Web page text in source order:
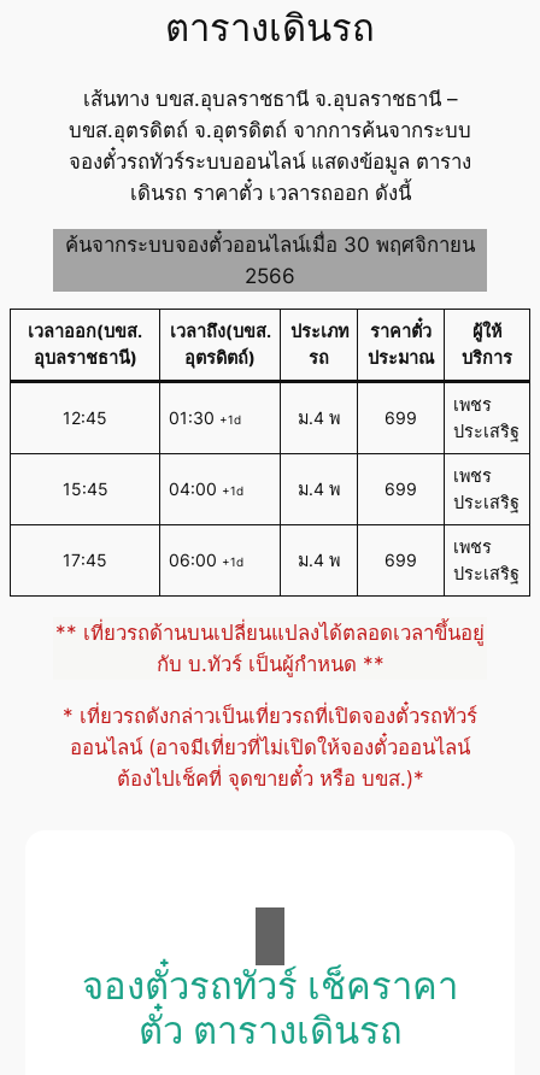
ตารางเดินรถ
เส้นทาง บขส.อุบลราชธานี จ.อุบลราชธานี –
บขส.อุตรดิตถ์ จ.อุตรดิตถ์ จากการค้นจากระบบ
จองตั๋วรถทัวร์ระบบออนไลน์ แสดงข้อมูล ตาราง
เดินรถ ราคาตั๋ว เวลารถออก ดังนี้
ค้นจากระบบจองตั๋วออนไลน์เมื่อ 30 พฤศจิกายน
2566
เวลาออก(บขส.
อุบลราชธานี)
เวลาถึง(บขส.
อุตรดิตถ์)
ประเภท
รถ
ราคาตั๋ว
ประมาณ
ผู้ให้
บริการ
12:45 01:30 +1d ม.4 พ 699
เพชร
ประเสริฐ
15:45 04:00 +1d ม.4 พ 699
เพชร
ประเสริฐ
17:45 06:00 +1d ม.4 พ 699
เพชร
ประเสริฐ
** เที่ยวรถด้านบนเปลี่ยนแปลงได้ตลอดเวลาขึ้นอยู่
กับ บ.ทัวร์ เป็นผู้กำหนด **
* เที่ยวรถดังกล่าวเป็นเที่ยวรถที่เปิดจองตั๋วรถทัวร์
ออนไลน์ (อาจมีเที่ยวที่ไม่เปิดให้จองตั๋วออนไลน์
ต้องไปเช็คที่ จุดขายตั๋ว หรือ บขส.)*
จองตั๋วรถทัวร์ เช็คราคา
ตั๋ว ตารางเดินรถ